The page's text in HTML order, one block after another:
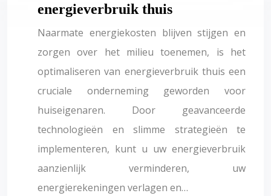
energieverbruik thuis
Naarmate energiekosten blijven stijgen en
zorgen over het milieu toenemen, is het
optimaliseren van energieverbruik thuis een
cruciale onderneming geworden voor
huiseigenaren. Door geavanceerde
technologieën en slimme strategieën te
implementeren, kunt u uw energieverbruik
aanzienlijk verminderen, uw
energierekeningen verlagen en…